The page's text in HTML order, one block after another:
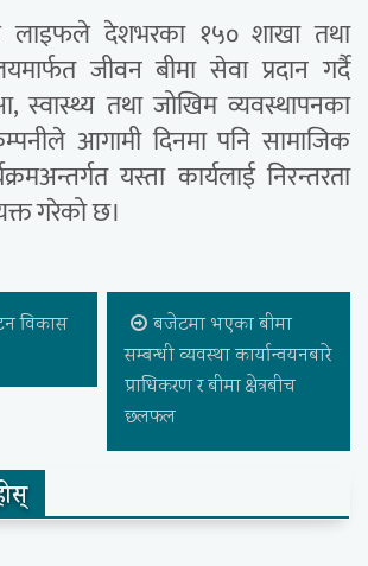
देशभरका १५० शाखा तथा
जीवन बीमा सेवा प्रदान गर्दै
स्वास्थ्य तथा जोखिम व्यवस्थापनका
आगामी दिनमा पनि सामाजिक
यस्ता कार्यलाई निरन्तरता
गरेको छ।
विकास
बजेटमा भएका बीमा
सम्बन्धी व्यवस्था कार्यान्वयनबारे
प्राधिकरण र बीमा क्षेत्रबीच
छलफल